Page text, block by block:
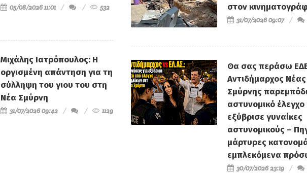
05/08/2026 11:01 532
Μιχάλης Ιατρόπουλος: Η
οργισμένη απάντηση για τη
σύλληψη του γιου του στη
Νέα Σμύρνη
31/07/2026 09:42 1129
στον
31/07/2026 09:07
Θα σας περάσω
Αντιδήμαρχος Νέας
Σμύρνης
αστυνομικό έλεγχο
εξύβρισε γυναίκες
αστυνομικούς –
μάρτυρες
εμπλεκόμενα
30/07/2026 23:19